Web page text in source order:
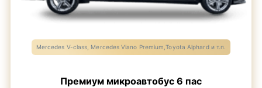
Mercedes V-class, Mercedes Viano Premium,Toyota Alphard и т.п.
Премиум микроавтобус 6 пас